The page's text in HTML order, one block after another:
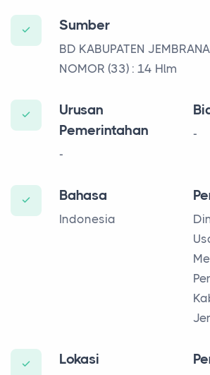
Sumber
BD KABUPATEN
NOMOR (33) : 14 Hlm
Urusan
Pemerintahan
-
-
Bahasa
Indonesia
Lokasi